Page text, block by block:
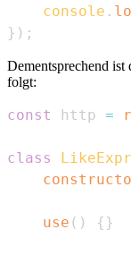
console .
} ) ;
Dementsprechend
folgt:
const http =
class
use ( ) { }